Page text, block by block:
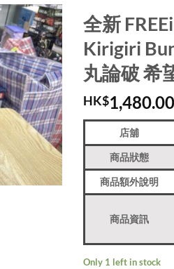
全新
Kirigiri
丸論破 希
HK$1,480.00
店舖
商品狀態
商品額外說明
商品資訊
Only 1 left in stock